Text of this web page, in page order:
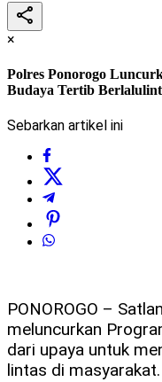
×
Polres Ponorogo
Budaya Tertib
Sebarkan artikel ini
PONOROGO –
meluncurkan
dari upaya untuk
lintas di masyarakat.